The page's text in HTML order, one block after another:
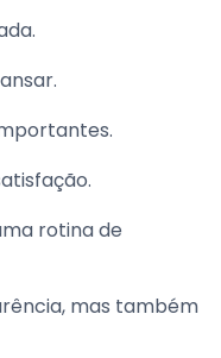
rotina de
mas também